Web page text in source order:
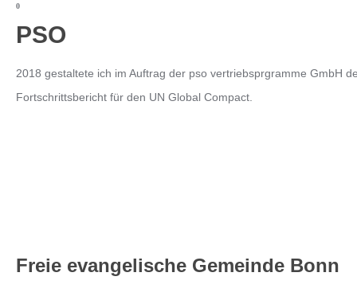
0
PSO
2018 gestaltete ich im Auftrag der pso vertriebsprgramme GmbH
Fortschrittsbericht für den UN Global Compact.
Freie evangelische Gemeinde Bonn